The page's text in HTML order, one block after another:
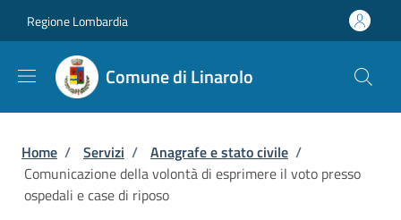
Regione Lombardia
Comune di Linarolo
Briciole di pane
Home / Servizi / Anagrafe e stato civile /
Comunicazione della volontà di esprimere il voto presso
ospedali e case di riposo